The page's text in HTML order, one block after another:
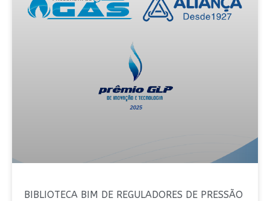
BIBLIOTECA BIM DE REGULADORES DE PRESSÃO